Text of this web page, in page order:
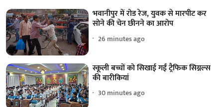
भवानीपुर में रोड रेज, युवक से मारपीट कर
सोने की चेन छीनने का आरोप
26 minutes ago
स्कूली बच्चों को सिखाई गईं ट्रैफिक सिग्नल्स
की बारीकियां
30 minutes ago